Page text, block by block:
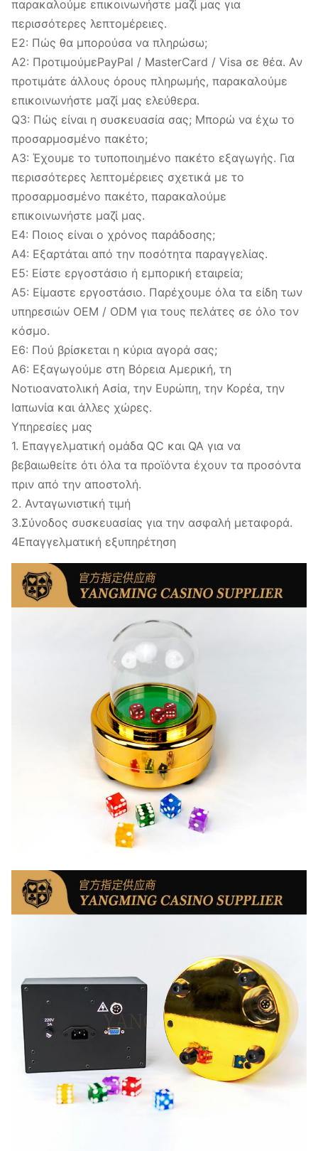
παρακαλούμε επικοινωνήστε μαζί μας για
περισσότερες λεπτομέρειες.
Ε2: Πώς θα μπορούσα να πληρώσω;
Α2: ΠροτιμούμεPayPal / MasterCard / Visa σε θέα. Αν
προτιμάτε άλλους όρους πληρωμής, παρακαλούμε
επικοινωνήστε μαζί μας ελεύθερα.
Q3: Πώς είναι η συσκευασία σας; Μπορώ να έχω το
προσαρμοσμένο πακέτο;
Α3: Έχουμε το τυποποιημένο πακέτο εξαγωγής. Για
περισσότερες λεπτομέρειες σχετικά με το
προσαρμοσμένο πακέτο, παρακαλούμε
επικοινωνήστε μαζί μας.
Ε4: Ποιος είναι ο χρόνος παράδοσης;
Α4: Εξαρτάται από την ποσότητα παραγγελίας.
Ε5: Είστε εργοστάσιο ή εμπορική εταιρεία;
Α5: Είμαστε εργοστάσιο. Παρέχουμε όλα τα είδη των
υπηρεσιών OEM / ODM για τους πελάτες σε όλο τον
κόσμο.
Ε6: Πού βρίσκεται η κύρια αγορά σας;
Α6: Εξαγωγούμε στη Βόρεια Αμερική, τη
Νοτιοανατολική Ασία, την Ευρώπη, την Κορέα, την
Ιαπωνία και άλλες χώρες.
Υπηρεσίες μας
1. Επαγγελματική ομάδα QC και QA για να
βεβαιωθείτε ότι όλα τα προϊόντα έχουν τα προσόντα
πριν από την αποστολή.
2. Ανταγωνιστική τιμή
3.Σύνοδος συσκευασίας για την ασφαλή μεταφορά.
4Επαγγελματική εξυπηρέτηση